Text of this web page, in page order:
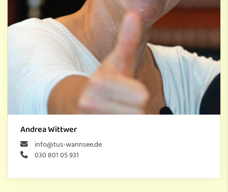
Andrea Wittwer
info@tus-wannsee.de
030 801 05 931